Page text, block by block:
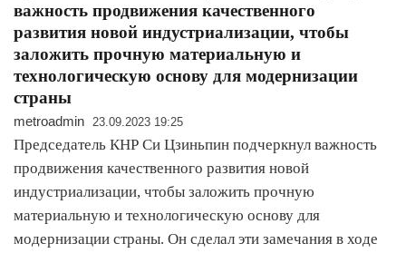
важность продвижения качественного
развития новой индустриализации, чтобы
заложить прочную материальную и
технологическую основу для модернизации
страны
metroadmin 23.09.2023 19:25
Председатель КНР Си Цзиньпин подчеркнул важность
продвижения качественного развития новой
индустриализации, чтобы заложить прочную
материальную и технологическую основу для
модернизации страны. Он сделал эти замечания в ходе